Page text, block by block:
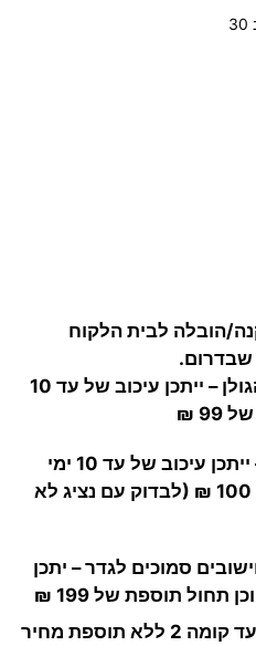
הובלה לבית הלקוח
שבדרום.
מנהריה וצפונה, כולל רמת הגולן – ייתכן עיכוב של עד 10
₪
לשומרון ומעבר לקו הירוק – ייתכן עיכוב של עד 10 ימי
עסקים וכן תחול תוספת של 100 ₪ (לבדוק עם נציג לא
סמוכים לגדר – יתכן
בתים ללא מעלית – סבלות עד קומה 2 ללא תוספת מחיר